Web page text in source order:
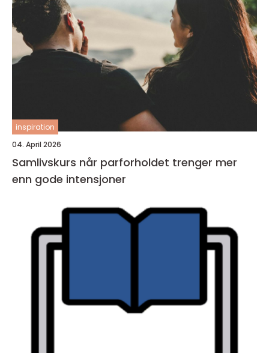
inspiration
04. April 2026
Samlivskurs når parforholdet trenger mer
enn gode intensjoner